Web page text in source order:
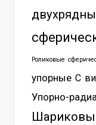
Роликовые
упорные С
Упорно-